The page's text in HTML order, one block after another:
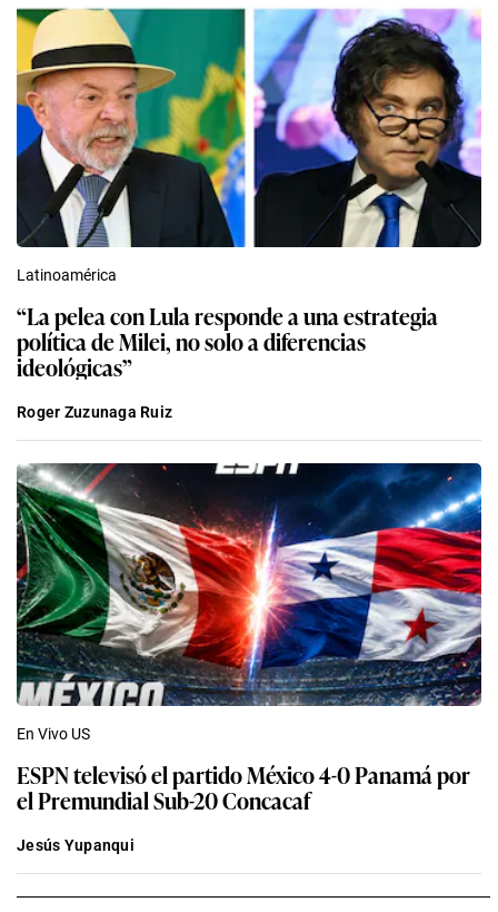
Latinoamérica
“La pelea con Lula responde a una estrategia
política de Milei, no solo a diferencias
ideológicas”
Roger Zuzunaga Ruiz
En Vivo US
ESPN televisó el partido México 4-0 Panamá por
el Premundial Sub-20 Concacaf
Jesús Yupanqui